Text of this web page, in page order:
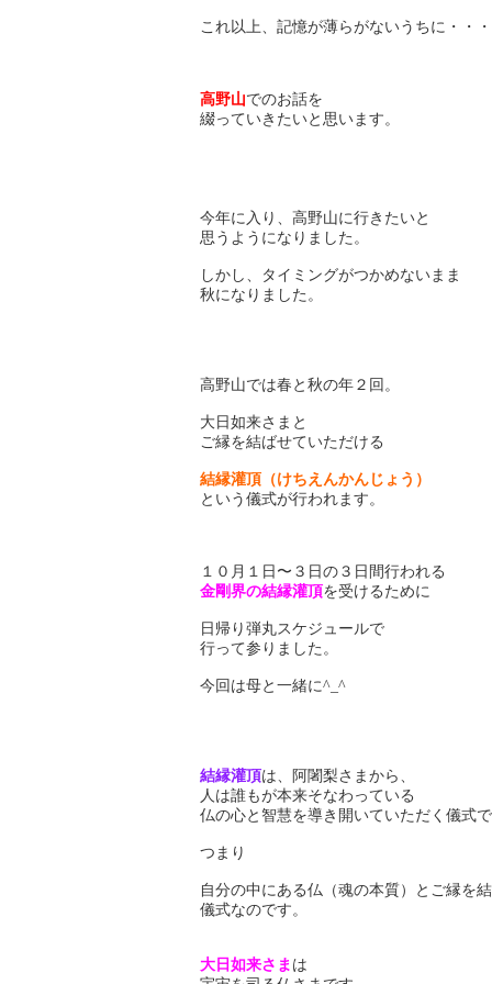
これ以上、記憶が薄らがないうちに・・
高野山でのお話を
綴っていきたいと思います。
今年に入り、高野山に行きたいと
思うようになりました。
しかし、タイミングがつかめないまま
秋になりました。
高野山では春と秋の年２回。
大日如来さまと
ご縁を結ばせていただける
結縁灌頂（けちえんかんじょう）
という儀式が行われます。
１０月１日〜３日の３日間行われる
金剛界の結縁灌頂を受けるために
日帰り弾丸スケジュールで
行って参りました。
今回は母と一緒に^_^
結縁灌頂は、阿闍梨さまから、
人は誰もが本来そなわっている
仏の心と智慧を導き開いていただく儀式
つまり
自分の中にある仏（魂の本質）とご縁を
儀式なのです。
大日如来さま は